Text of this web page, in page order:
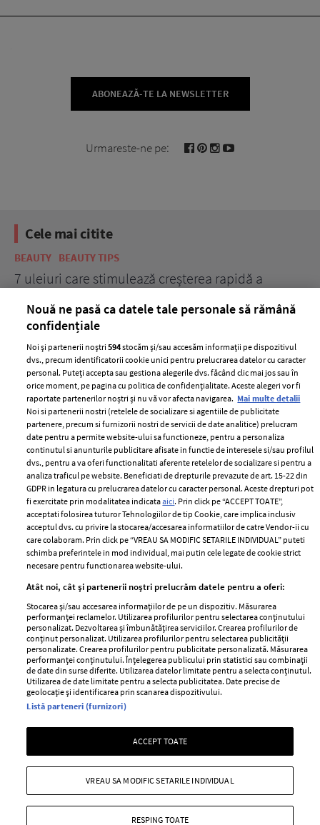
ABONEAZĂ-TE LA NEWSLETTER
Urmareste-ne pe:
Cele mai citite
BEAUTY BEAUTY TIPS
7 uleiuri care stimulează creșterea rapidă a
ELLE Style Awards
2024
Despre ELLE
Romania
Contact
Abonamente
Termeni si conditii
Politica de
confidențialitate
Politica de cookies
Publicitate
GSP
Unica
Baby
Retete
femei
Viva
Avantaje
Retete practice
Pariază responsabil! Decizia ONJN nr. 821/25.09.2025.
Jocurile de noroc sunt interzise minorilor.
Copyright © 2026 Ringier Romania SRL
Nouă ne pasă ca datele tale personale să rămână
confidențiale
Noi și partenerii noștri594stocăm și/sau accesăm informații pe dispozitivul
dvs., precum identificatorii cookie unici pentru prelucrarea datelor cu caracter
personal. Puteți accepta sau gestiona alegerile dvs. făcând clic mai jos sau în
orice moment, pe pagina cu politica de confidențialitate. Aceste alegeri vor fi
raportate partenerilor noștri și nu vă vor afecta navigarea. Mai multe detalii
Noi si partenerii nostri (retelele de socializare si agentiile de publicitate
partenere, precum si furnizorii nostri de servicii de date analitice) prelucram
date pentru a permite website-ului sa functioneze, pentru a personaliza
continutul si anunturile publicitare afisate in functie de interesele si/sau profilul
dvs., pentru a va oferi functionalitati aferente retelelor de socializare si pentru a
analiza traficul pe website. Beneficiati de drepturile prevazute de art. 15-22 din
GDPR in legatura cu prelucrarea datelor cu caracter personal. Aceste drepturi pot
fi exercitate prin modalitatea indicataaici. Prin click pe “ACCEPT TOATE”,
acceptati folosirea tuturor Tehnologiilor de tip Cookie, care implica inclusiv
acceptul dvs. cu privire la stocarea/accesarea informatiilor de catre Vendor-ii cu
care colaboram. Prin click pe “VREAU SA MODIFIC SETARILE INDIVIDUAL” puteti
schimba preferintele in mod individual, mai putin cele legate de cookie strict
necesare pentru functionarea website-ului.
Atât noi, cât și partenerii noștri prelucrăm datele pentru a oferi:
Stocarea și/sau accesarea informațiilor de pe un dispozitiv. Măsurarea
performanței reclamelor. Utilizarea profilurilor pentru selectarea conținutului
personalizat. Dezvoltarea și îmbunătățirea serviciilor. Crearea profilurilor de
conținut personalizat. Utilizarea profilurilor pentru selectarea publicității
personalizate. Crearea profilurilor pentru publicitate personalizată. Măsurarea
performanței conținutului. Înțelegerea publicului prin statistici sau combinații
de date din surse diferite. Utilizarea datelor limitate pentru a selecta conținutul.
Utilizarea de date limitate pentru a selecta publicitatea. Date precise de
geolocație și identificarea prin scanarea dispozitivului.
Listă parteneri (furnizori)
ACCEPT TOATE
RESPING TOATE
VREAU SA MODIFIC SETARILE INDIVIDUAL